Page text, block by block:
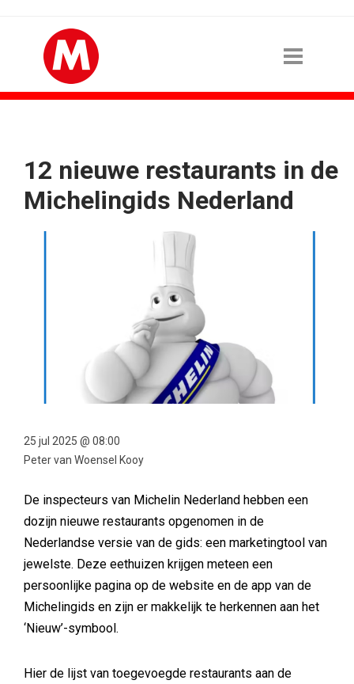
12 nieuwe restaurants in de
Michelingids Nederland
25 jul 2025 @ 08:00
Peter van Woensel Kooy
De inspecteurs van Michelin Nederland hebben een
dozijn nieuwe restaurants opgenomen in de
Nederlandse versie van de gids: een marketingtool van
jewelste. Deze eethuizen krijgen meteen een
persoonlijke pagina op de website en de app van de
Michelingids en zijn er makkelijk te herkennen aan het
‘Nieuw’-symbool.
Hier de lijst van toegevoegde restaurants aan de